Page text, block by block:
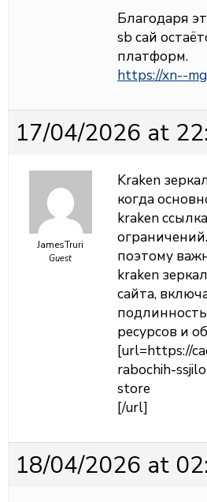
Благодаря
sb сай
платформ.
https://xn--
17/04/2026 at
JamesTruri
Guest
Kraken
когда
kraken
поэтому
kraken
сайта,
ресурсов и
[url=https://
rabochih-
store
[/url]
18/04/2026 at